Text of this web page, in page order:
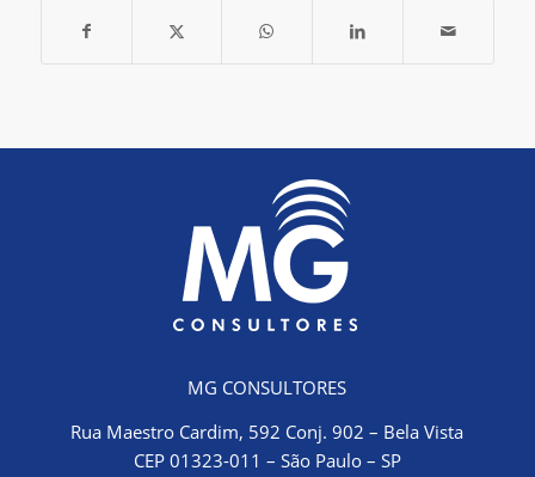
MG CONSULTORES
Rua Maestro Cardim, 592 Conj. 902 – Bela Vista
CEP 01323-011 – São Paulo – SP